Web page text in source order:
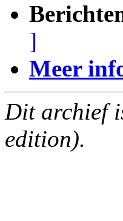
]
Meer
Dit archief
edition).